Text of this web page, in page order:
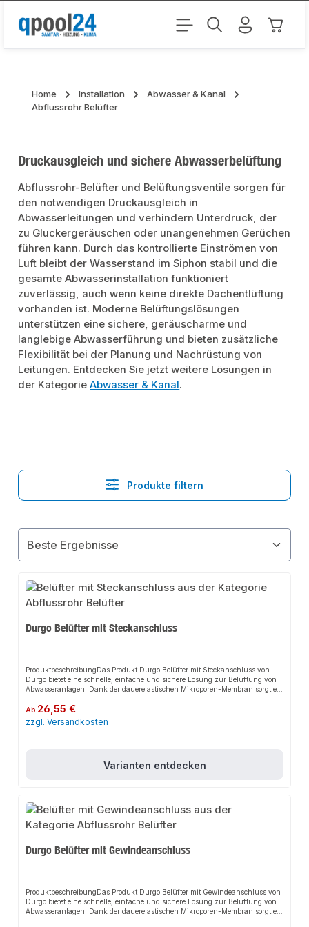
Zum Hauptinhalt springen
Home Installation
Abwasser & Kanal
Abflussrohr Belüfter
Druckausgleich und sichere Abwasserbelüftung
Abflussrohr-Belüfter und Belüftungsventile sorgen für
den notwendigen Druckausgleich in
Abwasserleitungen und verhindern Unterdruck, der
zu Gluckergeräuschen oder unangenehmen Gerüchen
führen kann. Durch das kontrollierte Einströmen von
Luft bleibt der Wasserstand im Siphon stabil und die
gesamte Abwasserinstallation funktioniert
zuverlässig, auch wenn keine direkte Dachentlüftung
vorhanden ist. Moderne Belüftungslösungen
unterstützen eine sichere, geräuscharme und
langlebige Abwasserführung und bieten zusätzliche
Flexibilität bei der Planung und Nachrüstung von
Leitungen. Entdecken Sie jetzt weitere Lösungen in
der KategorieAbwasser & Kanal.
Produkte filtern
Durgo Belüfter mit Steckanschluss
ProduktbeschreibungDas Produkt Durgo Belüfter mit Steckanschluss von
Durgo bietet eine schnelle, einfache und sichere Lösung zur Belüftung von
Abwasseranlagen. Dank der dauerelastischen Mikroporen-Membran sorgt es
Installationen innerhalb von Gebäuden an. Das robuste Design und die
einfache Montage machen dieses Produkt zu einer zuverlässigen Wahl für
jede Installation.EigenschaftenWartungsfreies Belüftungsventil aus
innerhalb von GebäudenProduktdatenMaterial: ABS KunststoffGarantie: 10
Regulärer Preis:
Ab 26,55 €
zzgl. Versandkosten
Varianten entdecken
Durgo Belüfter mit Gewindeanschluss
ProduktbeschreibungDas Produkt Durgo Belüfter mit Gewindeanschluss von
Durgo bietet eine schnelle, einfache und sichere Lösung zur Belüftung von
Abwasseranlagen. Dank der dauerelastischen Mikroporen-Membran sorgt es